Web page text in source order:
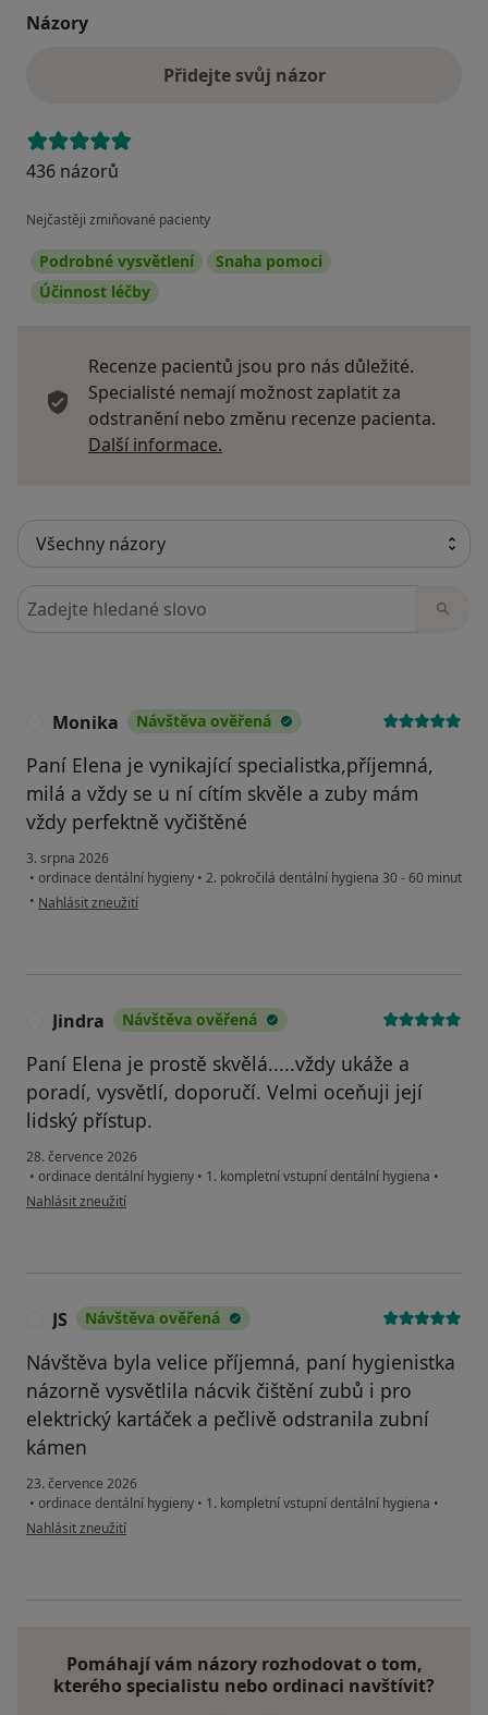
Názory
Přidejte svůj názor
436 názorů
Nejčastěji zmiňované pacienty
Podrobné vysvětlení
Snaha pomoci
Účinnost léčby
Recenze pacientů jsou pro nás důležité.
Specialisté nemají možnost zaplatit za
odstranění nebo změnu recenze pacienta.
Další informace.
Hledejte v názorech
Monika Návštěva ověřená
Paní Elena je vynikající specialistka,příjemná,
milá a vždy se u ní cítím skvěle a zuby mám
vždy perfektně vyčištěné
3. srpna 2026
• ordinace dentální hygieny • 2. pokročilá dentální hygiena 30 - 60 minut
• podle názoru uživatele Monika
Nahlásit zneužití
Jindra Návštěva ověřená
Paní Elena je prostě skvělá.....vždy ukáže a
poradí, vysvětlí, doporučí. Velmi oceňuji její
lidský přístup.
28. července 2026
• ordinace dentální hygieny • 1. kompletní vstupní dentální hygiena •
podle názoru uživatele Jindra
Nahlásit zneužití
JS Návštěva ověřená
Návštěva byla velice příjemná, paní hygienistka
názorně vysvětlila nácvik čištění zubů i pro
elektrický kartáček a pečlivě odstranila zubní
kámen
23. července 2026
• ordinace dentální hygieny • 1. kompletní vstupní dentální hygiena •
podle názoru uživatele JS
Nahlásit zneužití
Pomáhají vám názory rozhodovat o tom,
kterého specialistu nebo ordinaci navštívit?